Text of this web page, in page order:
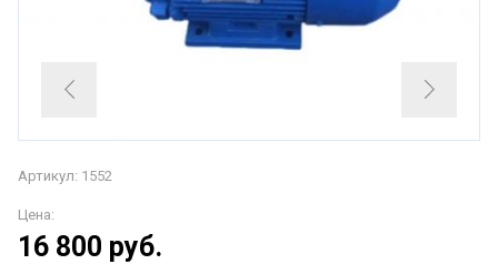
Артикул: 1552
Цена:
16 800 руб.